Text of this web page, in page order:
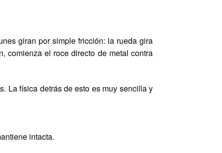
giran por simple fricción: la rueda gira
comienza el roce directo de metal contra
La física detrás de esto es muy sencilla y
intacta.